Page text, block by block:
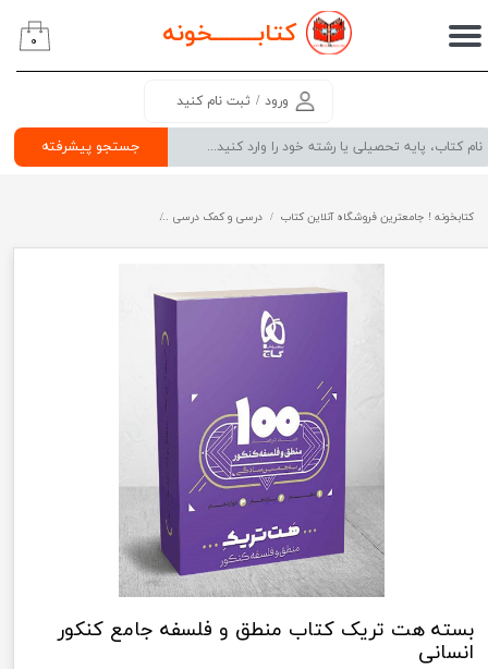
کتابــــــــخونه
جستجو پیشرفته
ورود / ثبت نام کنید
حساب کاربری من
سفارشات
۰
کتابخونه ! جامعترین فروشگاه آنلاین کتاب درسی و کمک درسی
بسته هت تریک کتاب منطق و فلسفه جامع کنکور
انسانی